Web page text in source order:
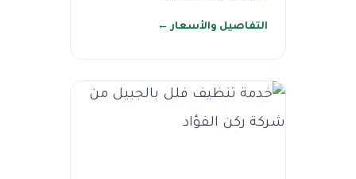
التفاصيل والأسعار ←